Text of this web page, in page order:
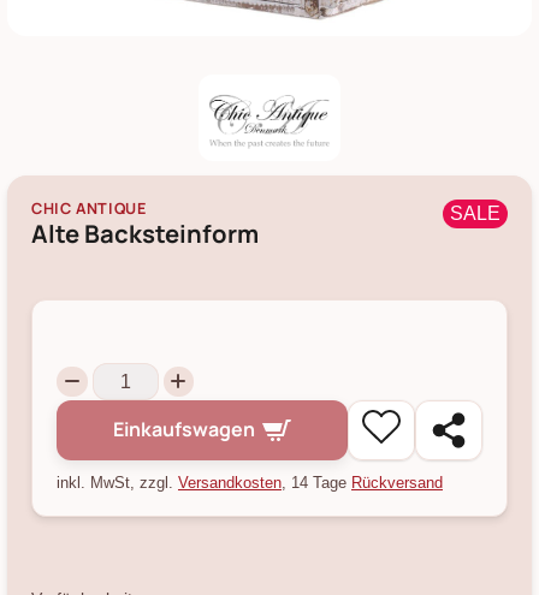
SALE
CHIC ANTIQUE
Alte Backsteinform
Einkaufswagen
inkl. MwSt, zzgl. Versandkosten, 14 Tage Rückversand